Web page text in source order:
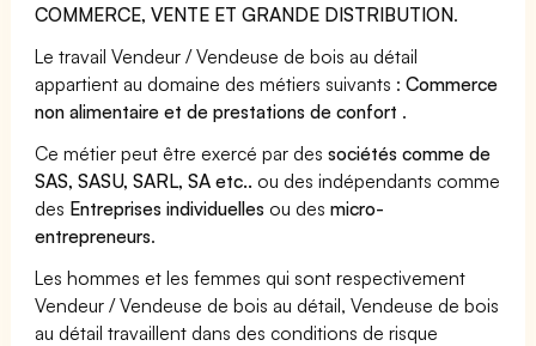
COMMERCE, VENTE ET GRANDE DISTRIBUTION.
Le travail Vendeur / Vendeuse de bois au détail
appartient au domaine des métiers suivants :Commerce
non alimentaire et de prestations de confort .
Ce métier peut être exercé par dessociétés comme de
SAS, SASU, SARL, SA etc.. ou des indépendants comme
des Entreprises individuelles ou desmicro-
entrepreneurs.
Les hommes et les femmes qui sont respectivement
Vendeur / Vendeuse de bois au détail, Vendeuse de bois
au détail travaillent dans des conditions de risque